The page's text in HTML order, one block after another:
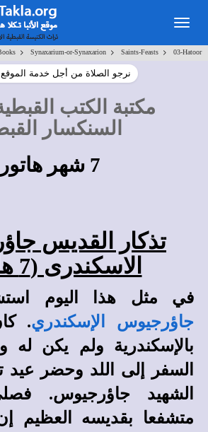
Toggle
navigation
> Synaxarium-or-Synaxarion> Saints-Feasts> 03-Hatoor
نرجو الصلاة من أجل خدمة الموقع
مكتبة الكتب
السنكسار
7 شهر هاتور
تذكار القديس
الاسكندرى (7 هاتور)
في مثل هذا اليوم
جاؤرجيوس الإسكندري.
بالإسكندرية ولم يكن له
السفر إلى اللد وحضر
الشهيد جاؤرجيوس.
متشفعا بقديسه العظيم